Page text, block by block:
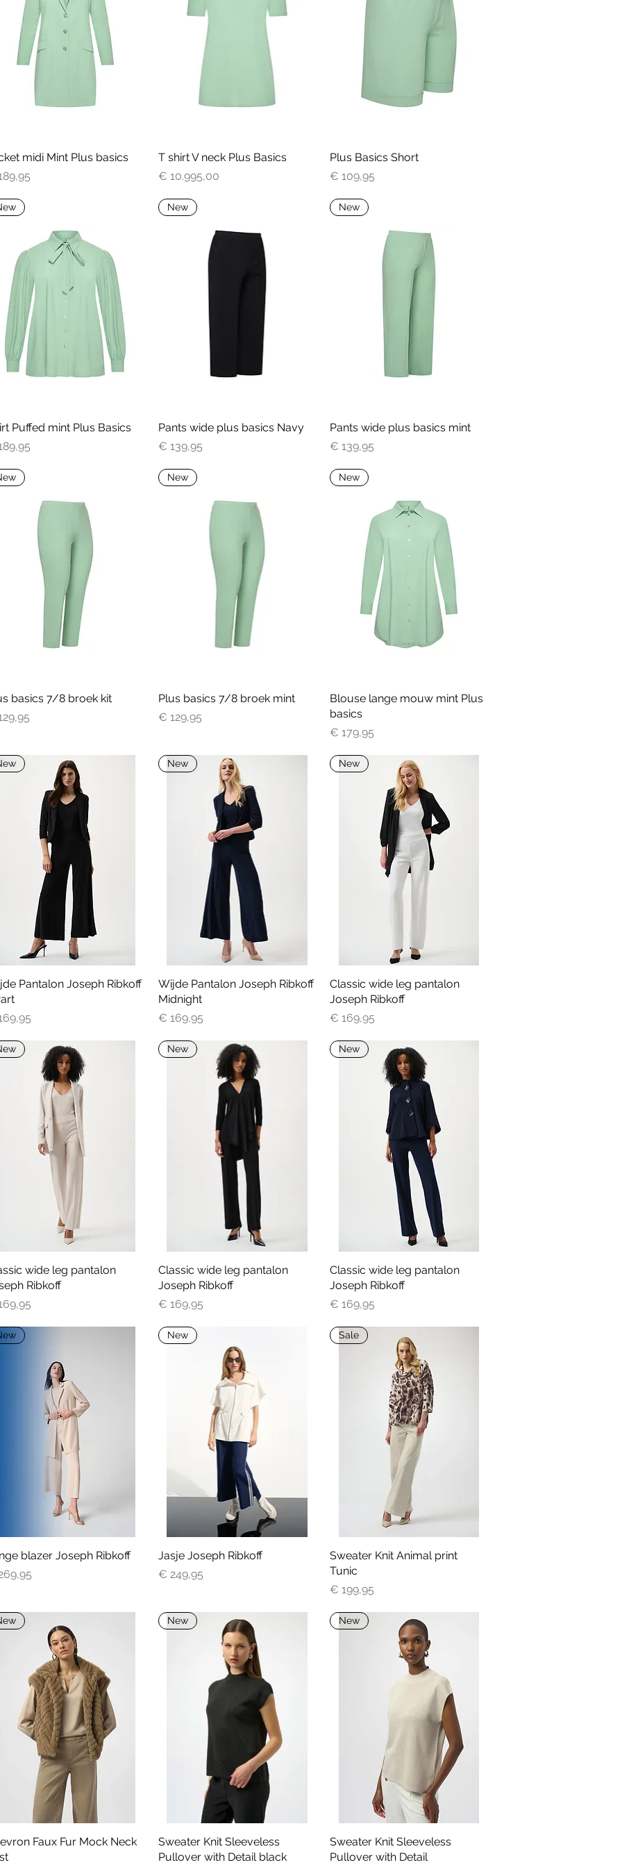
Snel overzicht
midi Mint Plus basics
Snel overzicht
T shirt V neck Plus Basics
Prijs
€ 10.995,00
Snel overzicht
Plus Basics Short
Prijs
€ 109,95
Snel overzicht
Puffed mint Plus Basics
Snel overzicht
New
Pants wide plus basics Navy
Prijs
€ 139,95
Snel overzicht
New
Pants wide plus basics mint
Prijs
€ 139,95
Snel overzicht
basics 7/8 broek kit
Snel overzicht
New
Plus basics 7/8 broek mint
Prijs
€ 129,95
Snel overzicht
New
Blouse lange mouw mint Plus
basics
Prijs
€ 179,95
Snel overzicht
Pantalon Joseph Ribkoff
Snel overzicht
New
Wijde Pantalon Joseph Ribkoff
Midnight
Prijs
€ 169,95
Snel overzicht
New
Classic wide leg pantalon
Joseph Ribkoff
Prijs
€ 169,95
Snel overzicht
wide leg pantalon
Ribkoff
Snel overzicht
New
Classic wide leg pantalon
Joseph Ribkoff
Prijs
€ 169,95
Snel overzicht
New
Classic wide leg pantalon
Joseph Ribkoff
Prijs
€ 169,95
Snel overzicht
blazer Joseph Ribkoff
Snel overzicht
New
Jasje Joseph Ribkoff
Prijs
€ 249,95
Snel overzicht
Sale
Sweater Knit Animal print
Tunic
Prijs
€ 199,95
Snel overzicht
Faux Fur Mock Neck
Snel overzicht
New
Sweater Knit Sleeveless
Pullover with Detail black
Snel overzicht
New
Sweater Knit Sleeveless
Pullover with Detail